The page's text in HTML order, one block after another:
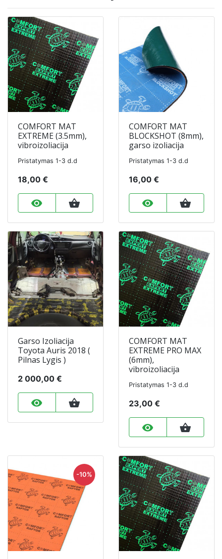
COMFORT MAT
EXTREME (3.5mm),
vibroizoliacija
Pristatymas 1-3 d.d
18,00 €
remove_red_eye shopping_basket
COMFORT MAT
BLOCKSHOT (8mm),
garso izoliacija
Pristatymas 1-3 d.d
16,00 €
remove_red_eye shopping_basket
Garso Izoliacija
Toyota Auris 2018 (
Pilnas Lygis )
2 000,00 €
remove_red_eye shopping_basket
COMFORT MAT
EXTREME PRO MAX
(6mm),
vibroizoliacija
Pristatymas 1-3 d.d
23,00 €
remove_red_eye shopping_basket
-10%